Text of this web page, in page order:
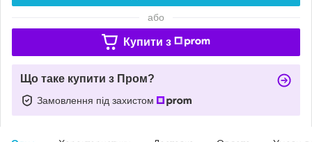
або
Купити з
Що таке купити з Пром?
Замовлення під захистом